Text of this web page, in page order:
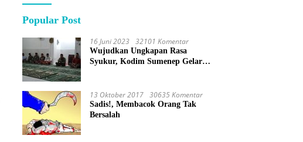
Popular Post
16 Juni 2023 32101 Komentar
Wujudkan Ungkapan Rasa
Syukur, Kodim Sumenep Gelar
13 Oktober 2017 30635 Komentar
Sadis!, Membacok Orang Tak
Bersalah